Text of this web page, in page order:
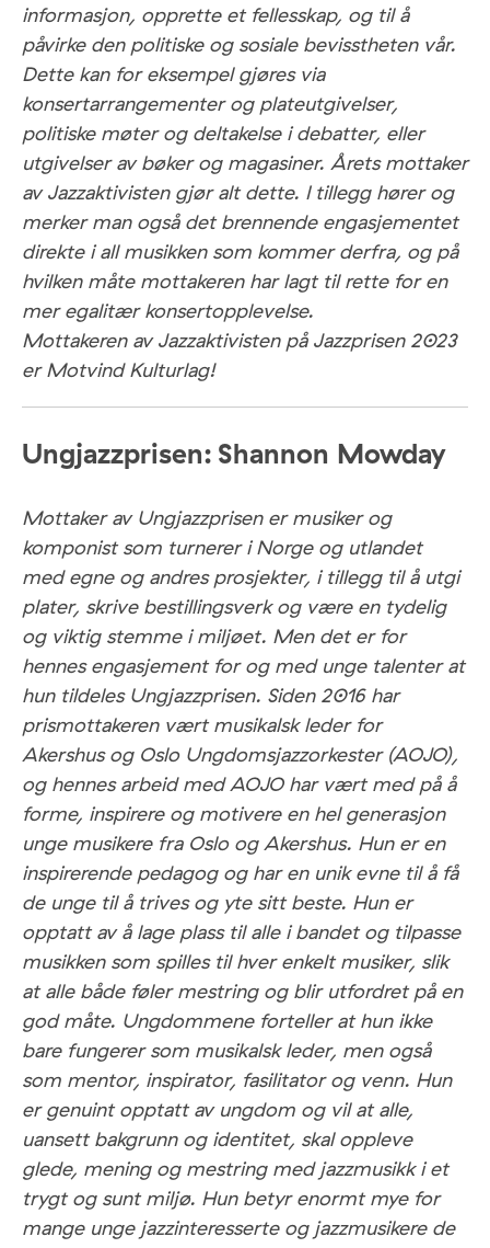
informasjon, opprette et fellesskap, og til å
påvirke den politiske og sosiale bevisstheten vår.
Dette kan for eksempel gjøres via
konsertarrangementer og plateutgivelser,
politiske møter og deltakelse i debatter, eller
utgivelser av bøker og magasiner. Årets mottaker
av Jazzaktivisten gjør alt dette. I tillegg hører og
merker man også det brennende engasjementet
direkte i all musikken som kommer derfra, og på
hvilken måte mottakeren har lagt til rette for en
mer egalitær konsertopplevelse.
Mottakeren av Jazzaktivisten på Jazzprisen 2023
er Motvind Kulturlag!
Ungjazzprisen: Shannon Mowday
Mottaker av Ungjazzprisen er musiker og
komponist som turnerer i Norge og utlandet
med egne og andres prosjekter, i tillegg til å utgi
plater, skrive bestillingsverk og være en tydelig
og viktig stemme i miljøet. Men det er for
hennes engasjement for og med unge talenter at
hun tildeles Ungjazzprisen. Siden 2016 har
prismottakeren vært musikalsk leder for
Akershus og Oslo Ungdomsjazzorkester (AOJO),
og hennes arbeid med AOJO har vært med på å
forme, inspirere og motivere en hel generasjon
unge musikere fra Oslo og Akershus. Hun er en
inspirerende pedagog og har en unik evne til å få
de unge til å trives og yte sitt beste. Hun er
opptatt av å lage plass til alle i bandet og tilpasse
musikken som spilles til hver enkelt musiker, slik
at alle både føler mestring og blir utfordret på en
god måte. Ungdommene forteller at hun ikke
bare fungerer som musikalsk leder, men også
som mentor, inspirator, fasilitator og venn. Hun
er genuint opptatt av ungdom og vil at alle,
uansett bakgrunn og identitet, skal oppleve
glede, mening og mestring med jazzmusikk i et
trygt og sunt miljø. Hun betyr enormt mye for
mange unge jazzinteresserte og jazzmusikere de